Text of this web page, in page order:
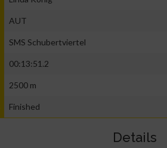
AUT
SMS Schubertviertel
00:13:51.2
2500 m
Finished
Details